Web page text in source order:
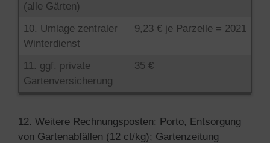
(alle Gärten)
10. Umlage zentraler
Winterdienst
9,23 € je Parzelle = 2021
11. ggf. private
Gartenversicherung
35 €
12. Weitere Rechnungsposten: Porto, Entsorgung
von Gartenabfällen (12 ct/kg); Gartenzeitung